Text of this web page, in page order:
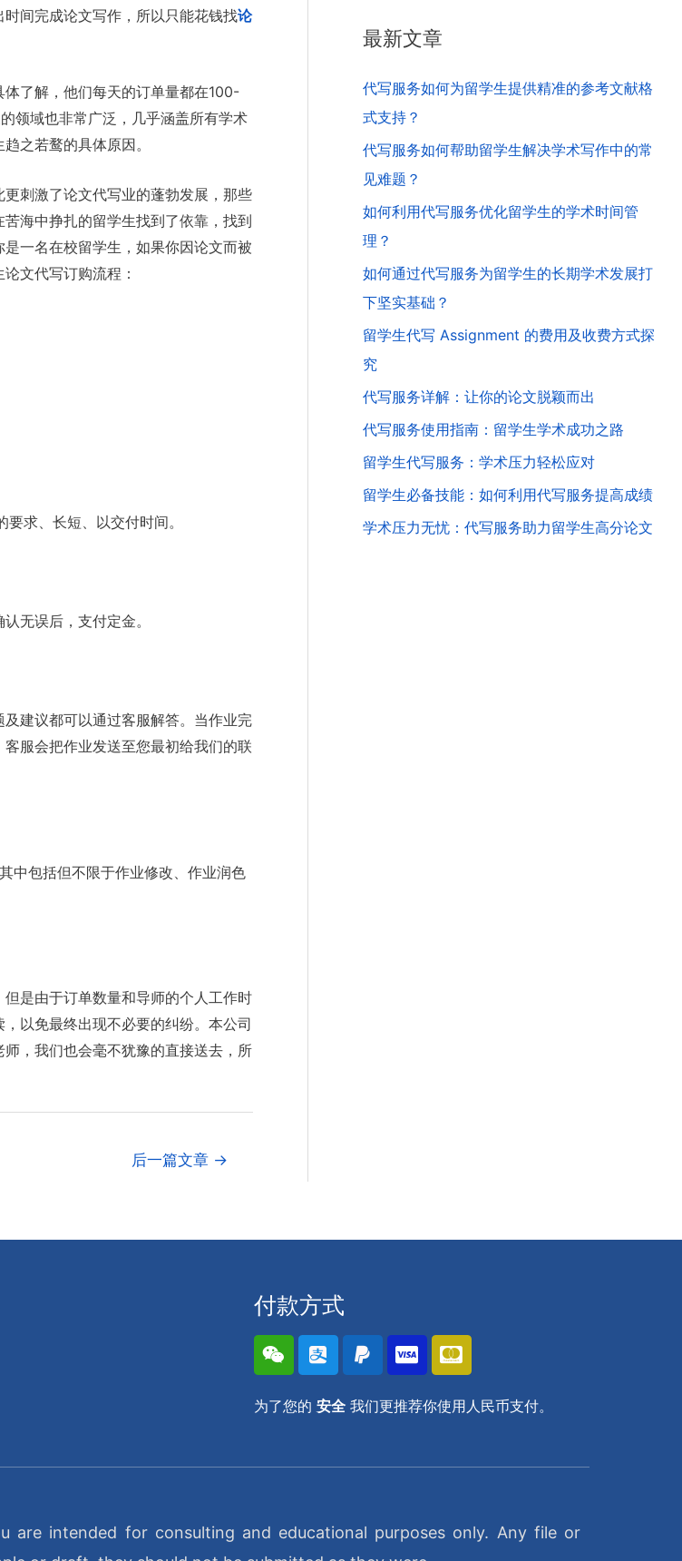
间完成论文写作，所以只能花钱找论
了解，他们每天的订单量都在100-
领域也非常广泛，几乎涵盖所有学术
之若鹜的具体原因。
刺激了论文代写业的蓬勃发展，那些
海中挣扎的留学生找到了依靠，找到
一名在校留学生，如果你因论文而被
文代写订购流程：
求、长短、以交付时间。
无误后，支付定金。
建议都可以通过客服解答。当作业完
服会把作业发送至您最初给我们的联
中包括但不限于作业修改、作业润色
是由于订单数量和导师的个人工作时
以免最终出现不必要的纠纷。本公司
，我们也会毫不犹豫的直接送去，所
后一篇文章 →
最新文章
代写服务如何为留学生提供精准的参考文献格
式支持？
代写服务如何帮助留学生解决学术写作中的常
见难题？
如何利用代写服务优化留学生的学术时间管
理？
如何通过代写服务为留学生的长期学术发展打
下坚实基础？
留学生代写 Assignment 的费用及收费方式探
究
代写服务详解：让你的论文脱颖而出
代写服务使用指南：留学生学术成功之路
留学生代写服务：学术压力轻松应对
留学生必备技能：如何利用代写服务提高成绩
学术压力无忧：代写服务助力留学生高分论文
付款方式
为了您的 安全我们更推荐你使用人民币支付。
are intended for consulting and educational purposes only. Any file or